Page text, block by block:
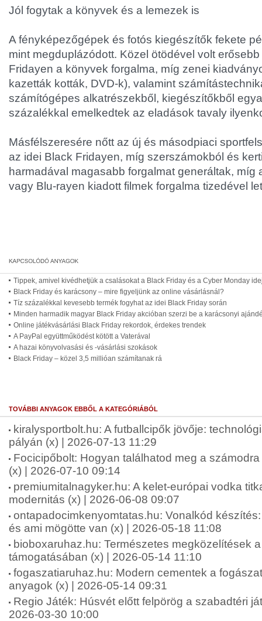
Jól fogytak a könyvek és a lemezek is
A fényképezőgépek és fotós kiegészítők fekete
mint megduplázódott. Közel ötödével volt
Fridayen a könyvek forgalma, míg zenei
kazetták kották, DVD-k), valamint
számítógépes alkatrészekből, kiegészítőkből
százalékkal emelkedtek az eladások tavaly
Másfélszeresére nőtt az új és másodpiaci
az idei Black Fridayen, míg szerszámokból és
harmadával magasabb forgalmat generáltak, míg
vagy Blu-rayen kiadott filmek forgalma tizedével
Tippek, amivel kivédhetjük a csalásokat a Black Friday és a Cyber Monday
Black Friday és karácsony – mire figyeljünk az online vásárlásnál?
Tíz százalékkal kevesebb termék fogyhat az idei Black Friday során
Minden harmadik magyar Black Friday akcióban szerzi be a karácsonyi
Online játékvásárlási Black Friday rekordok, érdekes trendek
A PayPal együttműködést kötött a Vaterával
A hazai könyvolvasási és -vásárlási szokások
Black Friday – közel 3,5 millióan számítanak rá
TOVÁBBI ANYAGOK EBBŐL A KATEGÓRIÁBÓL
kiralysportbolt.hu: A futballcipők jövője:
pályán (x) | 2026-07-13 11:29
Focicipőbolt: Hogyan találhatod meg a
(x) | 2026-07-10 09:14
premiumitalnagyker.hu: A kelet-európai vodka
modernitás (x) | 2026-06-08 09:07
ontapadocimkenyomtatas.hu: Vonalkód
és ami mögötte van (x) | 2026-05-18 11:08
bioboxaruhaz.hu: Természetes megközelítések
támogatásában (x) | 2026-05-14 11:10
fogaszatiaruhaz.hu: Modern cementek a
anyagok (x) | 2026-05-14 09:31
Regio Játék: Húsvét előtt felpörög a szabadtéri
2026-03-30 10:00